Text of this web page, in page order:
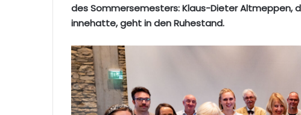
des Sommersemesters: Klaus-Dieter Altmeppen,
innehatte, geht in den Ruhestand.